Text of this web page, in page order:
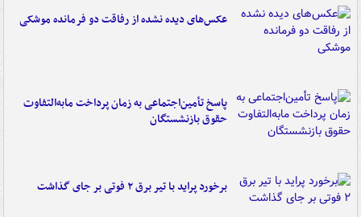
عکس‌های دیده نشده از رفاقت دو فرمانده‌ موشکی
پاسخ تأمین‌اجتماعی به زمان پرداخت مابه‌التفاوت
حقوق بازنشستگان
برخورد پراید با تیر برق ۲ فوتی بر جای گذاشت